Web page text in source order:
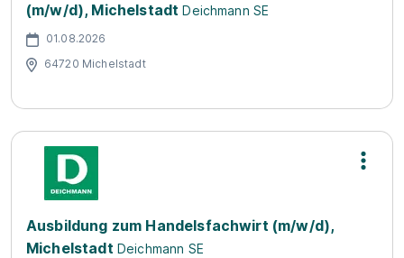
(m/w/d), Michelstadt Deichmann SE
01.08.2026
64720 Michelstadt
Ausbildung zum Handelsfachwirt (m/w/d),
Michelstadt Deichmann SE